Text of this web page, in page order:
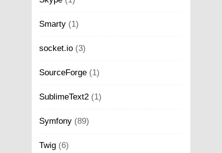
Smarty (1)
socket.io (3)
SourceForge (1)
SublimeText2 (1)
Symfony (89)
Twig (6)